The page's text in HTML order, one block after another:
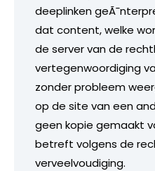
deeplinken
dat content, welke
de server van de
vertegenwoordiging
zonder probleem
op de site van een
geen kopie gemaakt
betreft volgens de
verveelvoudiging.